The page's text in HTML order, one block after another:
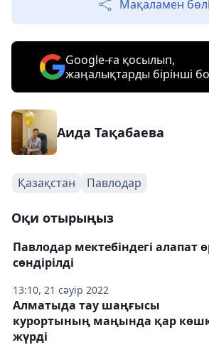
Мақаламен
Google-ға қосылып,
жаңалықтарды бірінші
Аида Тақабаева
Қазақстан Павлодар
Оқи отырыңыз
13:10, 21 сәуір 2022
Павлодар мектебіндегі алапат
сөндірілді
Алматыда тау шаңғысы
курортының маңында қар
жүрді